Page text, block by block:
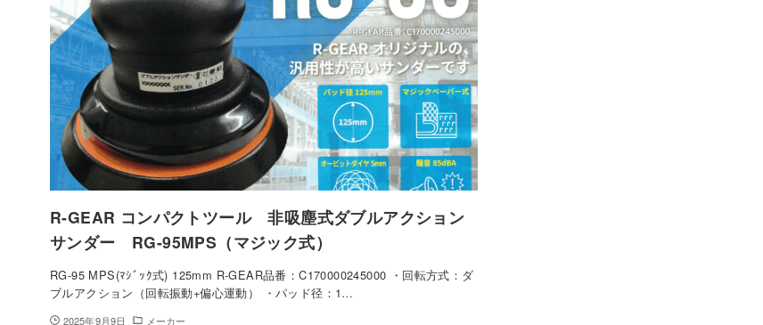
R-GEAR コンパクトツール 非吸塵式ダブルアクション
サンダー RG-95MPS（マジック式）
RG-95 MPS(ﾏｼﾞｯｸ式) 125mm R-GEAR品番：C170000245000 ・回転方式：ダ
ブルアクション（回転振動+偏心運動） ・パッド径：1…
2025年9月9日 メーカー